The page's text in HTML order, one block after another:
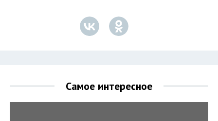
Самое интересное